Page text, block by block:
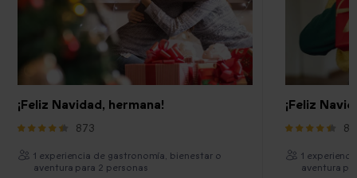
¡Feliz Navidad, hermana!
873
1 experiencia de gastronomía, bienestar o
aventura para 2 personas
¡Feliz
1
aventura